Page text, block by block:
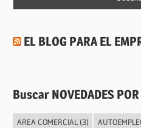
EL BLOG PARA EL
Buscar NOVEDADES
AREA COMERCIAL (3)